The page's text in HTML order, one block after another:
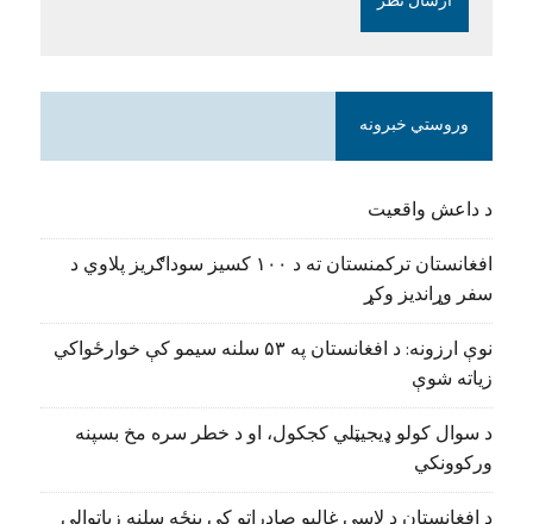
وروستي خبرونه
د داعش واقعیت
افغانستان ترکمنستان ته د ۱۰۰ کسیز سوداګریز پلاوي د
سفر وړاندیز وکړ
نوې ارزونه: د افغانستان په ۵۳ سلنه سیمو کې خوارځواکي
زیاته شوې
د سوال کولو ډیجیټلي کجکول، او د خطر سره مخ بسپنه
ورکوونکي